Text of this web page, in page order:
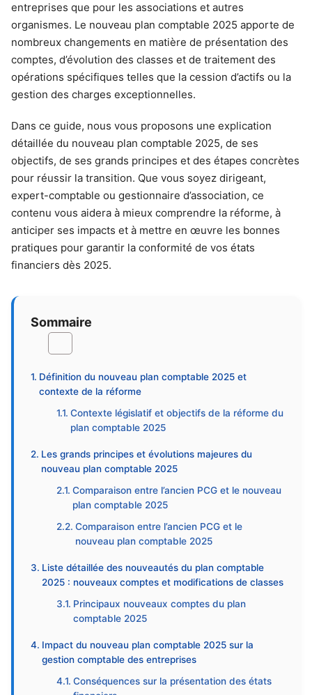
entreprises que pour les associations et autres
organismes. Le nouveau plan comptable 2025 apporte de
nombreux changements en matière de présentation des
comptes, d’évolution des classes et de traitement des
opérations spécifiques telles que la cession d’actifs ou la
gestion des charges exceptionnelles.
Dans ce guide, nous vous proposons une explication
détaillée du nouveau plan comptable 2025, de ses
objectifs, de ses grands principes et des étapes concrètes
pour réussir la transition. Que vous soyez dirigeant,
expert-comptable ou gestionnaire d’association, ce
contenu vous aidera à mieux comprendre la réforme, à
anticiper ses impacts et à mettre en œuvre les bonnes
pratiques pour garantir la conformité de vos états
financiers dès 2025.
Sommaire
Définition du nouveau plan comptable 2025 et
contexte de la réforme
Contexte législatif et objectifs de la réforme du
plan comptable 2025
Les grands principes et évolutions majeures du
nouveau plan comptable 2025
Comparaison entre l’ancien PCG et le nouveau
plan comptable 2025
Comparaison entre l’ancien PCG et le
nouveau plan comptable 2025
Liste détaillée des nouveautés du plan comptable
2025 : nouveaux comptes et modifications de classes
Principaux nouveaux comptes du plan
comptable 2025
Impact du nouveau plan comptable 2025 sur la
gestion comptable des entreprises
Conséquences sur la présentation des états